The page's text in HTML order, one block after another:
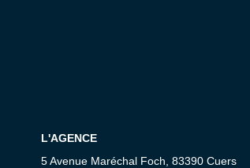
L'AGENCE
5 Avenue Maréchal Foch, 83390 Cuers